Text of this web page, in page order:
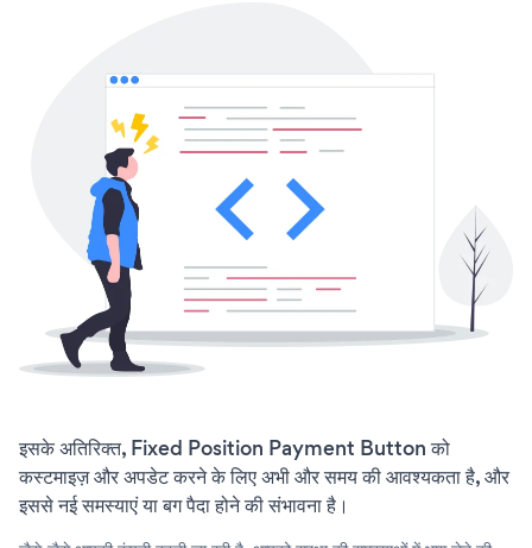
इसके अतिरिक्त, Fixed Position Payment Button को
कस्टमाइज़ और अपडेट करने के लिए अभी और समय की आवश्यकता है, और
इससे नई समस्याएं या बग पैदा होने की संभावना है।